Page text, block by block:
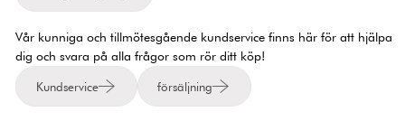
Vår kunniga och tillmötesgående kundservice finns här för att hjälpa
dig och svara på alla frågor som rör ditt köp!
Kundservice försäljning